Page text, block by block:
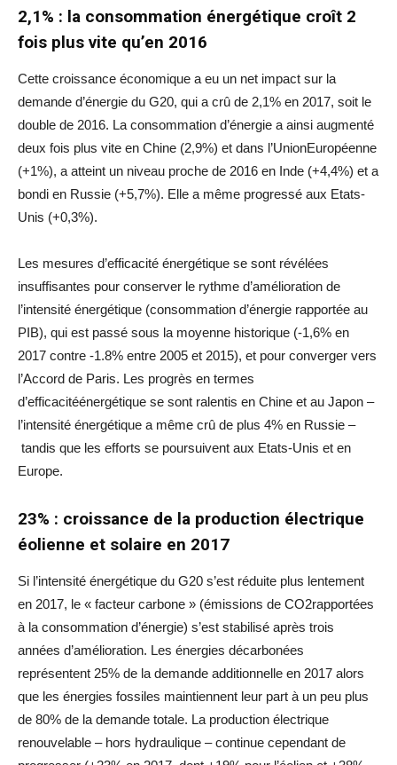
2,1% : la consommation énergétique croît 2
fois plus vite qu’en 2016
Cette croissance économique a eu un net impact sur la
demande d’énergie du G20, qui a crû de 2,1% en 2017, soit le
double de 2016. La consommation d’énergie a ainsi augmenté
deux fois plus vite en Chine (2,9%) et dans l’UnionEuropéenne
(+1%), a atteint un niveau proche de 2016 en Inde (+4,4%) et a
bondi en Russie (+5,7%). Elle a même progressé aux Etats-
Unis (+0,3%).
Les mesures d’efficacité énergétique se sont révélées
insuffisantes pour conserver le rythme d’amélioration de
l’intensité énergétique (consommation d’énergie rapportée au
PIB), qui est passé sous la moyenne historique (-1,6% en
2017 contre -1.8% entre 2005 et 2015), et pour converger vers
l’Accord de Paris. Les progrès en termes
d’efficacitéénergétique se sont ralentis en Chine et au Japon –
l’intensité énergétique a même crû de plus 4% en Russie –
tandis que les efforts se poursuivent aux Etats-Unis et en
Europe.
23% : croissance de la production électrique
éolienne et solaire en 2017
Si l’intensité énergétique du G20 s’est réduite plus lentement
en 2017, le « facteur carbone » (émissions de CO2rapportées
à la consommation d’énergie) s’est stabilisé après trois
années d’amélioration. Les énergies décarbonées
représentent 25% de la demande additionnelle en 2017 alors
que les énergies fossiles maintiennent leur part à un peu plus
de 80% de la demande totale. La production électrique
renouvelable – hors hydraulique – continue cependant de